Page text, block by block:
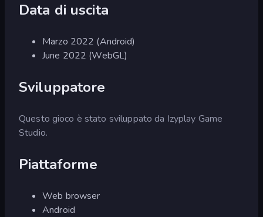
Data di uscita
Marzo 2022 (Android)
June 2022 (WebGL)
Sviluppatore
Questo gioco è stato sviluppato da Izyplay Game
Studio.
Piattaforme
Web browser
Android